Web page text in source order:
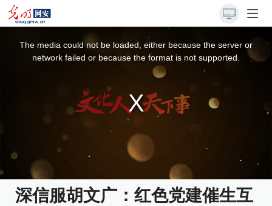
The media could not be loaded, either because the server or
network failed or because the format is not supported.
深信服胡文广：红色党建催生互